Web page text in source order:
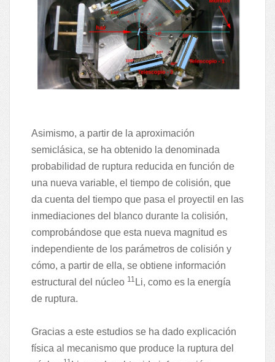
Asimismo, a partir de la aproximación
semiclásica, se ha obtenido la denominada
probabilidad de ruptura reducida en función de
una nueva variable, el tiempo de colisión, que
da cuenta del tiempo que pasa el proyectil en las
inmediaciones del blanco durante la colisión,
comprobándose que esta nueva magnitud es
independiente de los parámetros de colisión y
cómo, a partir de ella, se obtiene información
estructural del núcleo 11 Li, como es la energía
de ruptura.
Gracias a este estudios se ha dado explicación
física al mecanismo que produce la ruptura del